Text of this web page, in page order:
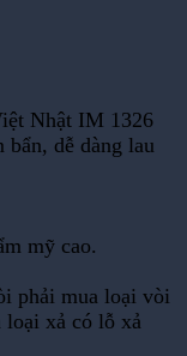
Nhật IM 1326
bẩn, dễ dàng lau
mỹ cao.
phải mua loại vòi
loại xả có lỗ xả